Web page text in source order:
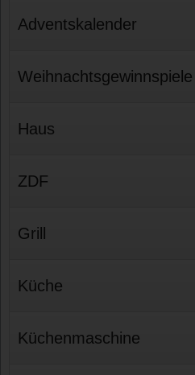
Adventskalender
Weihnachtsgewinnspiele
Haus
ZDF
Grill
Küche
Küchenmaschine